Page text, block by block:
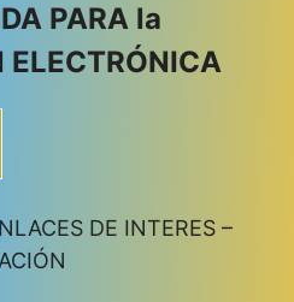
PARA la
DE INTERES –